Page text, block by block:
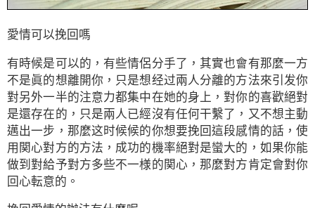
愛情可以挽回嗎
有時候是可以的，有些情侶分手了，其實也會有那麼一方
不是眞的想離開你，只是想经过兩人分離的方法來引发你
對另外一半的注意力都集中在她的身上，對你的喜歡絕對
是還存在的，只是兩人已經沒有任何干繫了，又不想主動
邁出一步，那麼这时候候的你想要挽回這段感情的話，使
用関心對方的方法，成功的機率絕對是蠻大的，如果你能
做到對給予對方多些不一様的関心，那麼對方肯定會對你
回心転意的。